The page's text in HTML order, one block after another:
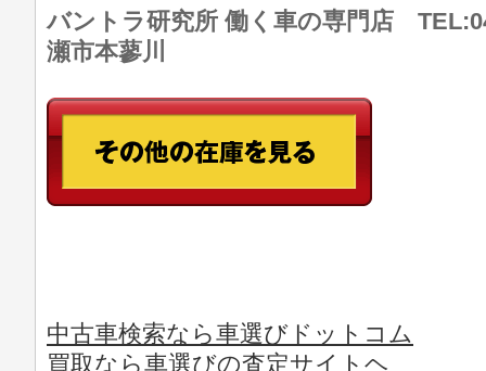
バントラ研究所 働く車の専門店
瀬市本蓼川
中古車検索なら車選びドットコム
買取なら車選びの査定サイトヘ